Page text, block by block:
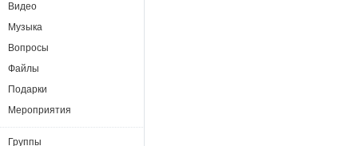
Видео
Музыка
Вопросы
Файлы
Подарки
Мероприятия
Группы